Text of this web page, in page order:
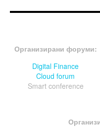
Организирани форуми:
Digital Finance
Cloud forum
Smart conference